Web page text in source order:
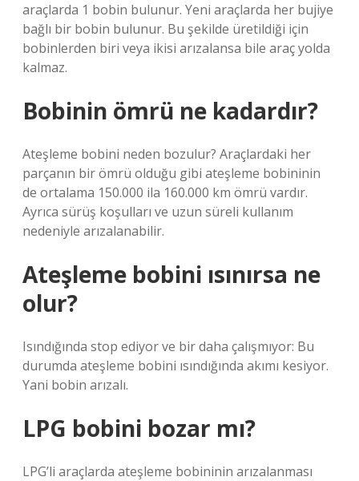
araçlarda 1 bobin bulunur. Yeni araçlarda her bujiye
bağlı bir bobin bulunur. Bu şekilde üretildiği için
bobinlerden biri veya ikisi arızalansa bile araç yolda
kalmaz.
Bobinin ömrü ne kadardır?
Ateşleme bobini neden bozulur? Araçlardaki her
parçanın bir ömrü olduğu gibi ateşleme bobininin
de ortalama 150.000 ila 160.000 km ömrü vardır.
Ayrıca sürüş koşulları ve uzun süreli kullanım
nedeniyle arızalanabilir.
Ateşleme bobini ısınırsa ne
olur?
Isındığında stop ediyor ve bir daha çalışmıyor: Bu
durumda ateşleme bobini ısındığında akımı kesiyor.
Yani bobin arızalı.
LPG bobini bozar mı?
LPG’li araçlarda ateşleme bobininin arızalanması